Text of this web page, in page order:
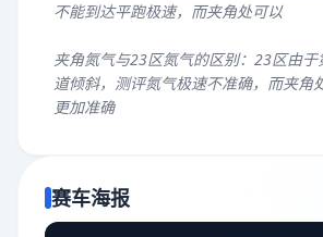
不能到达平跑极速，而夹角处可以
夹角氮气与23区氮气的区别：23区由
道倾斜，测评氮气极速不准确，而夹角
更加准确
赛车海报